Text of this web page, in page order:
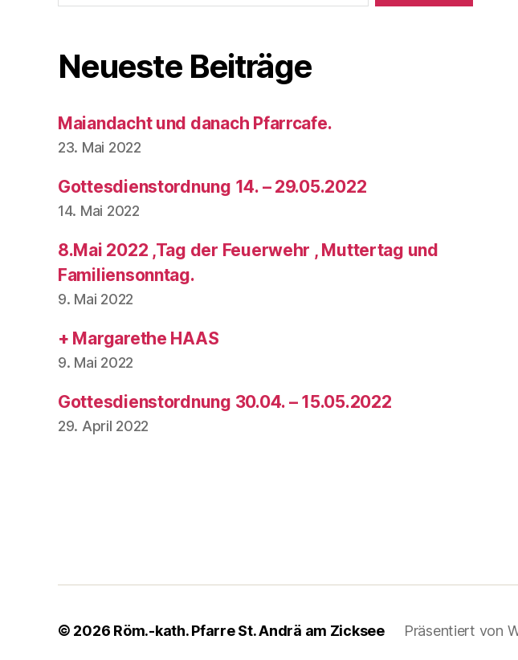
Neueste Beiträge
Maiandacht und danach Pfarrcafe.
23. Mai 2022
Gottesdienstordnung 14. – 29.05.2022
14. Mai 2022
8.Mai 2022 ,Tag der Feuerwehr , Muttertag und
Familiensonntag.
9. Mai 2022
+ Margarethe HAAS
9. Mai 2022
Gottesdienstordnung 30.04. – 15.05.2022
29. April 2022
© 2026 Röm.-kath. Pfarre St. Andrä am Zicksee Präsentiert von